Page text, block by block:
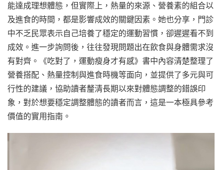
能達成理想體態，但實際上，熱量的來源、營養素的組合以
及進食的時間，都是影響成效的關鍵因素。她也分享，門診
中不乏民眾表示自己培養了穩定的運動習慣，卻遲遲看不到
成效。進一步詢問後，往往發現問題出在飲食與身體需求沒
有對齊。《吃對了，運動瘦身才有感》書中內容清楚整理了
營養搭配、熱量控制與進食時機等面向，並提供了多元與可
行性的建議，協助讀者釐清長期以來對體態調整的錯誤印
象，對於想要穩定調整體態的讀者而言，這是一本極具參考
價值的實用指南。